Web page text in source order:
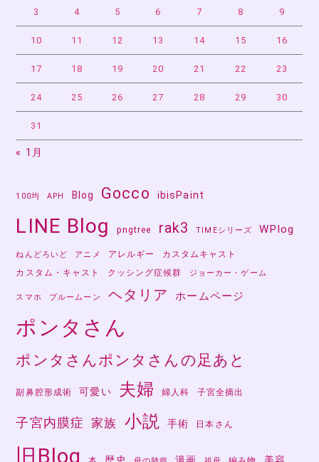
3 4 5 6 7 8 9
10 11 12 13 14 15 16
17 18 19 20 21 22 23
24 25 26 27 28 29 30
31
« 1月
100均 APH Blog Gocco ibisPaint
LINE Blog pngtree rak3 TIMEシリーズ WPlog
ねんどろいど アニメ アレルギー
カスタムキャスト
カスタム・キャスト
クッシング症候群 ジョーカー・ゲーム
スマホ ブルームーン ヘタリア ホームページ
ポンタさん
ポンタさんポンタさんの足あと
副鼻腔形成術 可愛い 夫婦 婦人科 子宮全摘出
子宮内膜症 家族 小説 手術 日本さん
旧Blog 歴史 漫画 美容